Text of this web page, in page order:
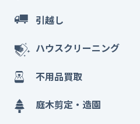
引越し
ハウスクリーニング
不用品買取
庭木剪定・造園